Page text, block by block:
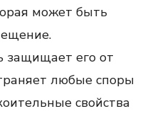
может быть
защищает его от
любые споры
свойства